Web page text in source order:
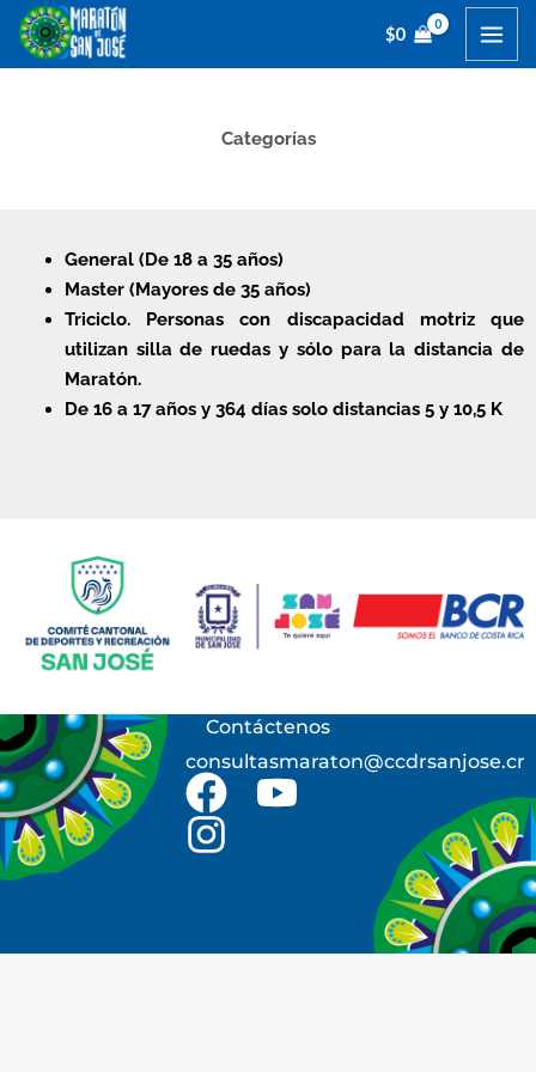
$0
Categorías
General (De 18 a 35 años)
Master (Mayores de 35 años)
Triciclo. Personas con discapacidad motriz que
utilizan silla de ruedas y sólo para la distancia de
Maratón.
De 16 a 17 años y 364 días solo distancias 5 y 10,5 K
Contáctenos
consultasmaraton@ccdrsanjose.cr